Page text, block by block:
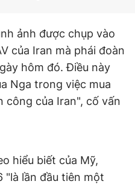
ảnh được chụp vào
của Iran mà phái đoàn
hôm đó. Điều này
Nga trong việc mua
công của Iran", cố vấn
hiểu biết của Mỹ,
"là lần đầu tiên một